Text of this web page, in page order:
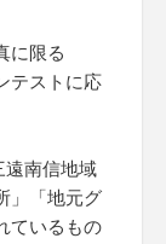
に限る
テストに応
遠南信地域
」「地元グ
ているもの